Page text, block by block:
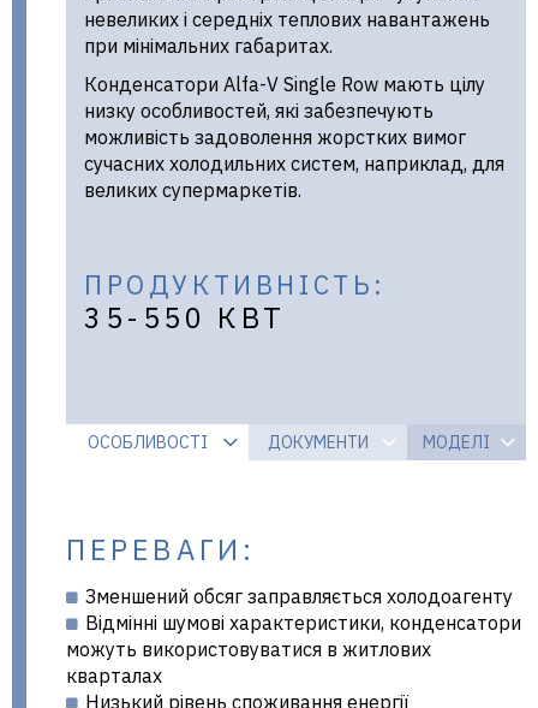
невеликих і середніх теплових навантажень
при мінімальних габаритах.
Конденсатори Alfa-V Single Row мають цілу
низку особливостей, які забезпечують
можливість задоволення жорстких вимог
сучасних холодильних систем, наприклад, для
великих супермаркетів.
ПРОДУКТИВНІСТЬ:
35-550 КВТ
ОСОБЛИВОСТІ ДОКУМЕНТИ МОДЕЛІ
ПЕРЕВАГИ:
Зменшений обсяг заправляється холодоагенту
Відмінні шумові характеристики, конденсатори
можуть використовуватися в житлових
кварталах
Низький рівень споживання енергії